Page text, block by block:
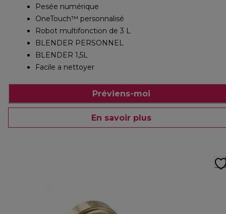
Pesée numérique
OneTouch™ personnalisé
Robot multifonction de 3 L
BLENDER PERSONNEL
BLENDER 1,5L
Facile a nettoyer
Préviens-moi
En savoir plus